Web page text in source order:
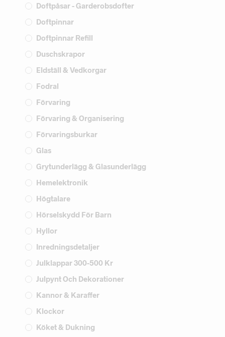
Doftpåsar - Garderobsdofter
Doftpinnar
Doftpinnar Refill
Duschskrapor
Eldställ & Vedkorgar
Fodral
Förvaring
Förvaring & Organisering
Förvaringsburkar
Glas
Grytunderlägg & Glasunderlägg
Hemelektronik
Högtalare
Hörselskydd För Barn
Hyllor
Inredningsdetaljer
Julklappar 300-500 Kr
Julpynt Och Dekorationer
Kannor & Karaffer
Klockor
Köket & Dukning